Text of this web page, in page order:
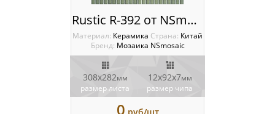
Rustic R-392 от NSmosaic
Материал: Керамика Cтрана: Китай
Бренд: Мозаика NSmosaic
308x282мм
размер листа
12x92x7мм
размер чипа
0